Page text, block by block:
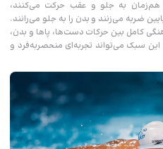
به جلو و عقب حرکت می‌کنند،
ضربه می‌زنند و بدن را به جلو می‌رانند.
کامل بین حرکات دست‌ها، پاها و بدن،
سبک می‌تواند تجربه‌ای منحصربه‌فرد و